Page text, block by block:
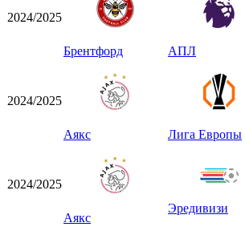
2024/2025
Брентфорд АПЛ
2024/2025
Аякс Лига Европы
2024/2025
Аякс
Эредивизи